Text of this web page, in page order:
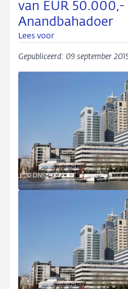
van EUR 50.000,-
Anandbahadoer
Lees voor
Gepubliceerd: 09 september
© DNB